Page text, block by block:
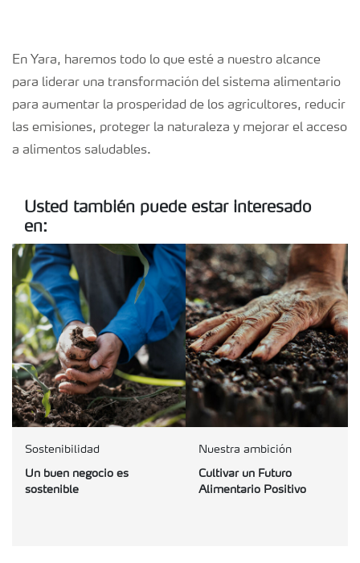
En Yara, haremos todo lo que esté a nuestro alcance
para liderar una transformación del sistema alimentario
para aumentar la prosperidad de los agricultores, reducir
las emisiones, proteger la naturaleza y mejorar el acceso
a alimentos saludables.
Usted también puede estar interesado
en:
Sostenibilidad
Un buen negocio es
sostenible
Nuestra ambición
Cultivar un Futuro
Alimentario Positivo